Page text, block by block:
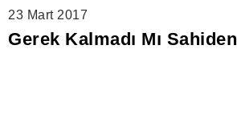
23 Mart 2017
Gerek Kalmadı Mı Sahiden